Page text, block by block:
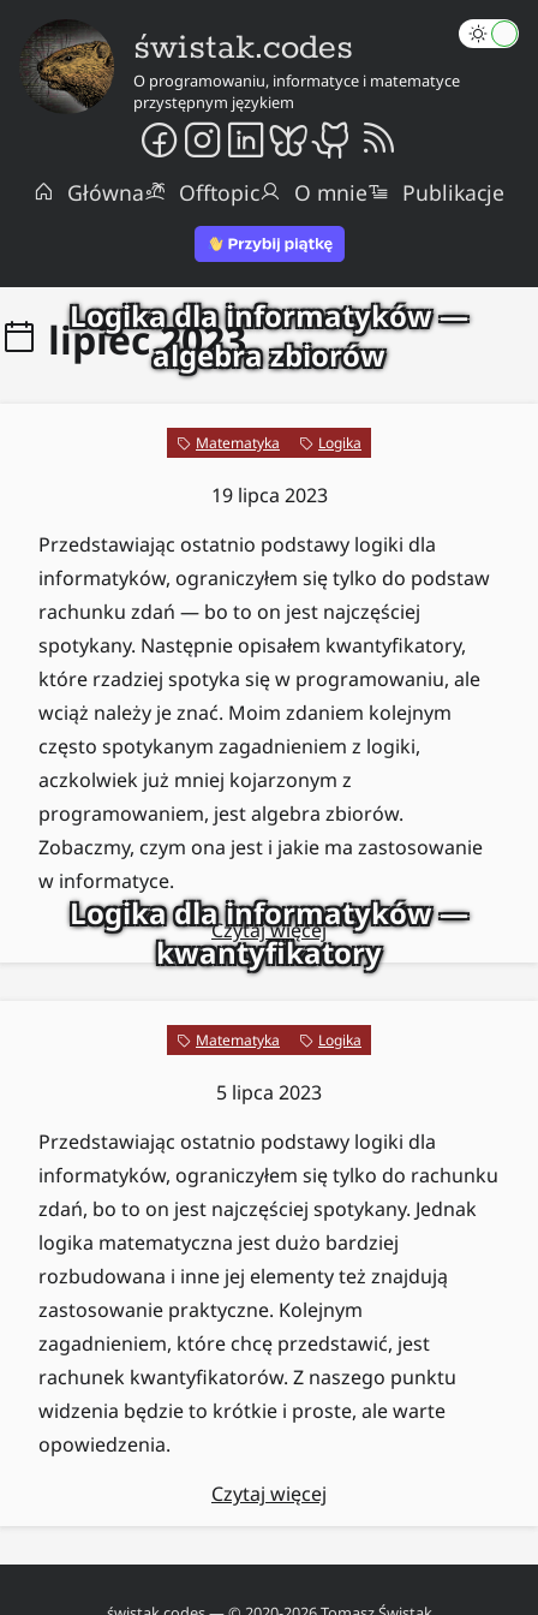
świstak.codes
O programowaniu, informatyce i matematyce
przystępnym językiem
Główna Offtopic O mnie Publikacje
lipiec 2023
Logika dla informatyków —
algebra zbiorów
Matematyka Logika
19 lipca 2023
Przedstawiając ostatnio podstawy logiki dla
informatyków, ograniczyłem się tylko do podstaw
rachunku zdań — bo to on jest najczęściej
spotykany. Następnie opisałem kwantyfikatory,
które rzadziej spotyka się w programowaniu, ale
wciąż należy je znać. Moim zdaniem kolejnym
często spotykanym zagadnieniem z logiki,
aczkolwiek już mniej kojarzonym z
programowaniem, jest algebra zbiorów.
Zobaczmy, czym ona jest i jakie ma zastosowanie
w informatyce.
Czytaj więcej
Logika dla informatyków —
kwantyfikatory
Matematyka Logika
5 lipca 2023
Przedstawiając ostatnio podstawy logiki dla
informatyków, ograniczyłem się tylko do rachunku
zdań, bo to on jest najczęściej spotykany. Jednak
logika matematyczna jest dużo bardziej
rozbudowana i inne jej elementy też znajdują
zastosowanie praktyczne. Kolejnym
zagadnieniem, które chcę przedstawić, jest
rachunek kwantyfikatorów. Z naszego punktu
widzenia będzie to krótkie i proste, ale warte
opowiedzenia.
Czytaj więcej